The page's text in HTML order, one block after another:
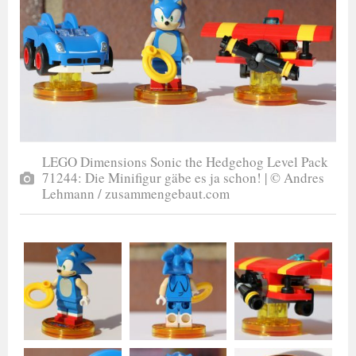
LEGO Dimensions Sonic the Hedgehog Level Pack
71244: Die Minifigur gäbe es ja schon! | © Andres
Lehmann / zusammengebaut.com